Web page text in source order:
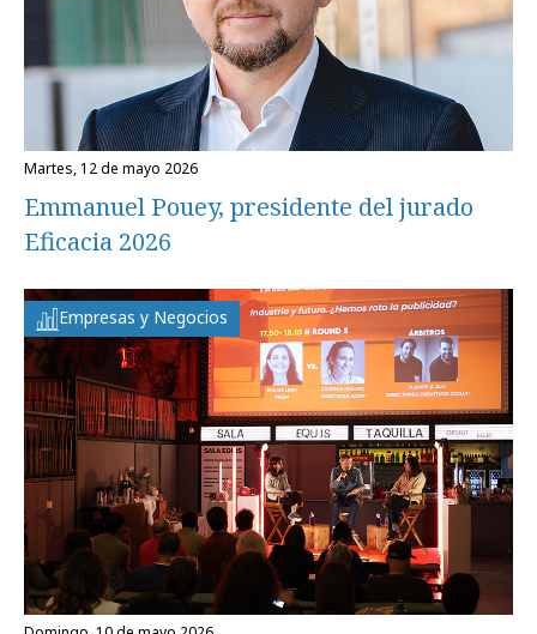
martes, 12 de mayo 2026
Emmanuel Pouey, presidente del jurado
Eficacia 2026
Empresas y Negocios